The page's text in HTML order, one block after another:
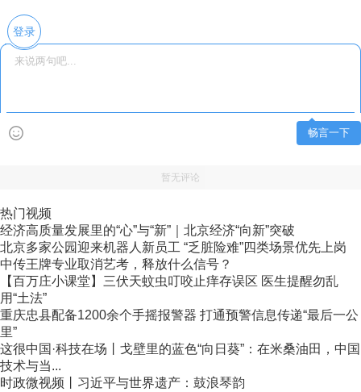
登录
畅言一下
暂无评论
热门视频
经济高质量发展里的“心”与“新”｜北京经济“向新”突破
北京多家公园迎来机器人新员工 “乏脏险难”四类场景优先上岗
中传王牌专业取消艺考，释放什么信号？
【百万庄小课堂】三伏天蚊虫叮咬止痒存误区 医生提醒勿乱
用“土法”
重庆忠县配备1200余个手摇报警器 打通预警信息传递“最后一公
里”
这很中国·科技在场丨戈壁里的蓝色“向日葵”：在米桑油田，中国
技术与当...
时政微视频丨习近平与世界遗产：鼓浪琴韵